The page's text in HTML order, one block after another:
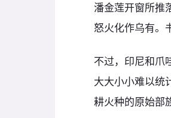
潘金莲开窗所推
怒火化作乌有。
不过，印尼和爪
大大小小难以
耕火种的原始部